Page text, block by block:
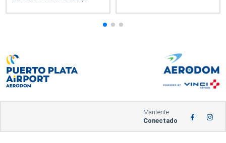
Mantente
Conectado